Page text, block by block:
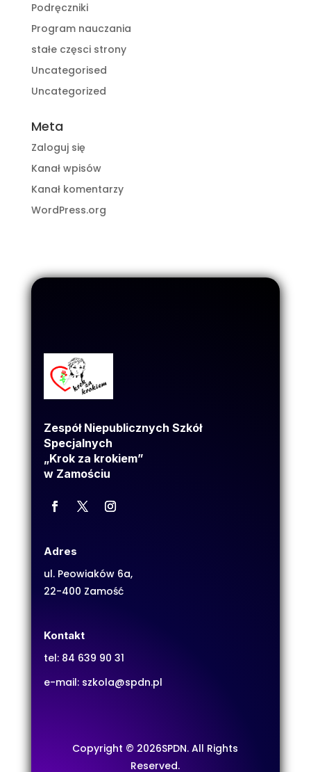
Podręczniki
Program nauczania
stałe częsci strony
Uncategorised
Uncategorized
Meta
Zaloguj się
Kanał wpisów
Kanał komentarzy
WordPress.org
Zespół Niepublicznych Szkół
Specjalnych
„Krok za krokiem”
w Zamościu
Adres
ul. Peowiaków 6a,
22-400 Zamość
Kontakt
tel: 84 639 90 31
e-mail: szkola@spdn.pl
Copyright © 2026SPDN. All Rights
Reserved.